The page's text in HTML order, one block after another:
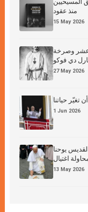
المسيحيين
منذ عقود
15 May 2026
عشر وصرخة
دي فوكو
27 May 2026
تغيّر حياتنا
1 Jun 2026
يوحنا
اغتيال
13 May 2026